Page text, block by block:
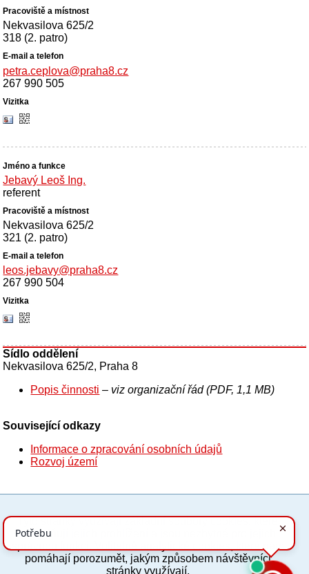
Nekvasilova 625/2
318 (2. patro)
petra.ceplova@praha8.cz
267 990 505
Jebavý Leoš Ing.
referent
Nekvasilova 625/2
321 (2. patro)
leos.jebavy@praha8.cz
267 990 504
Sídlo oddělení
Nekvasilova 625/2, Praha 8
Popis činnosti – viz organizační řád (PDF, 1,1 MB)
Související odkazy
Informace o zpracování osobních údajů
Rozvoj území
ENG
Povinné a praktické informace
Tyto stránky využívají základní soubory cookies, které
usnadňují jejich prohlížení a jsou nezbytné pro jejich
správnou funkci. Volitelně analytické cookies, které nám
pomáhají porozumět, jakým způsobem návštěvníci
stránky využívají.